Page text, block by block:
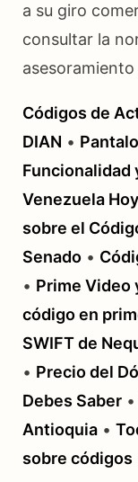
a su giro
consultar la
Códigos de
DIAN •
Funcionalidad
Venezuela Hoy
sobre el
Senado •
• Prime Video
código en
SWIFT de
• Precio del
Debes Saber •
Antioquia •
sobre códigos